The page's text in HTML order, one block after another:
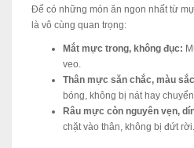
Để có những món ăn ngon nhất từ
là vô cùng quan trọng:
Mắt mực trong, không đục:
veo.
Thân mực săn chắc, màu
bóng, không bị nát hay chuyển
Râu mực còn nguyên vẹn,
chặt vào thân, không bị đứt rời.